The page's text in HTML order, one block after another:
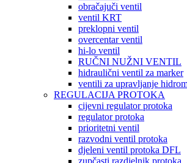
obračajuči ventil
ventil KRT
preklopni ventil
overcentar ventil
hi-lo ventil
RUČNI NUŽNI VENTIL
hidraulični ventil za marker
ventili za upravljanje
REGULACIJA PROTOKA
cijevni regulator protoka
regulator protoka
prioritetni ventil
razvodni ventil protoka
djeleni ventil protoka DFL
zupčasti razdjelnik protoka